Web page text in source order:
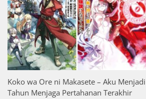
Koko wa Ore ni Makasete – Aku
Tahun Menjaga Pertahanan Terakhir